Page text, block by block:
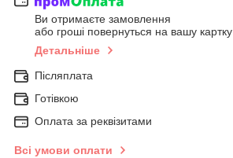
Ви отримаєте замовлення
або гроші повернуться на вашу картку
Детальніше
Післяплата
Готівкою
Оплата за реквізитами
Всі умови оплати